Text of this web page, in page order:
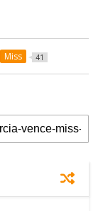
Miss 41